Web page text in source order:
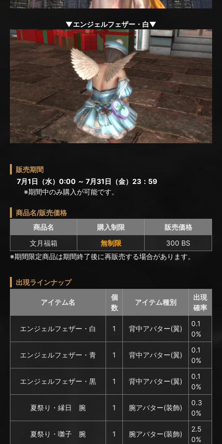
▼エンジェルフェザー・白▼
販売期間
7月1日（水）0:00 ～ 7月31日（金）23：59
※期間中のみ購入が可能です。
商品名/販売価格
商品名
購入制限
販売価格
文月福箱
無制限
300 BS
※期間限定商品は期間終了後に再販売する場合があります。
出現ラインナップ
アイテム名
個
数
アイテム種別
出現
確率
エンジェルフェザー・白 1 背中アバター(翼)
0.1
0%
エンジェルフェザー・青 1 背中アバター(翼)
0.1
0%
エンジェルフェザー・黒 1 背中アバター(翼)
0.1
0%
夏祭り・縁日 腕 1 腕アバター(装飾)
0.3
0%
夏祭り・囃子 腕 1 腕アバター(装飾)
2.5
0%